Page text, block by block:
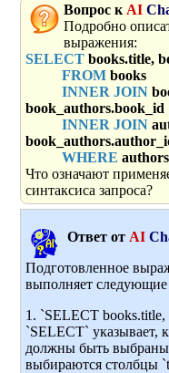
Вопрос к AI
Подробно
выражения:
SELECT books.title,
FROM books
INNER JOIN
book_authors.book_id
INNER JOIN
WHERE
Что означают
синтаксиса запроса?
Ответ от AI
Подготовленное
выполняет следующие
1. `SELECT
`SELECT` указывает,
должны быть
выбираются столбцы